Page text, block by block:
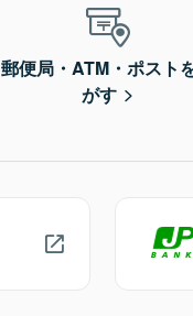
郵便局・ATM・ポスト
がす